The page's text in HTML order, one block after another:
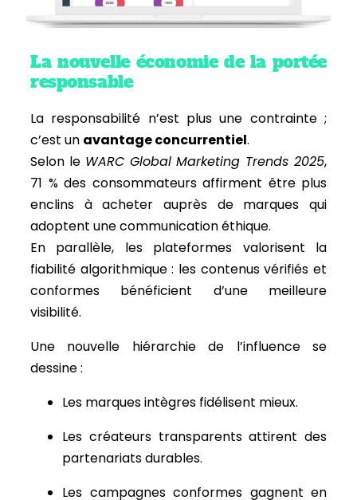
La nouvelle économie de la portée
responsable
La responsabilité n’est plus une contrainte ;
c’est un avantage concurrentiel.
Selon le WARC Global Marketing Trends 2025,
71 % des consommateurs affirment être plus
enclins à acheter auprès de marques qui
adoptent une communication éthique.
En parallèle, les plateformes valorisent la
fiabilité algorithmique : les contenus vérifiés et
conformes bénéficient d’une meilleure
visibilité.
Une nouvelle hiérarchie de l’influence se
dessine :
Les marques intègres fidélisent mieux.
Les créateurs transparents attirent des
partenariats durables.
Les campagnes conformes gagnent en